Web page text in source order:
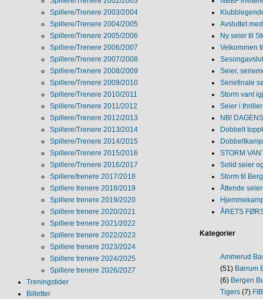
Spillere/Trenere 2003/2004
Spillere/Trenere 2004/2005
Spillere/Trenere 2005/2006
Spillere/Trenere 2006/2007
Spillere/Trenere 2007/2008
Spillere/Trenere 2008/2009
Spillere/Trenere 2009/2010
Spillere/Trenere 2010/2011
Spillere/Trenere 2011/2012
Spillere/Trenere 2012/2013
Spillere/Trenere 2013/2014
Spillere/Trenere 2014/2015
Spillere/Trenere 2015/2016
Spillere/Trenere 2016/2017
Spillere/trenere 2017/2018
Spillere trenere 2018/2019
Spillere trenere 2019/2020
Spillere trenere 2020/2021
Spillere trenere 2021/2022
Spillere trenere 2022/2023
Spillere trenere 2023/2024
Spillere trenere 2024/2025
Spillere trenere 2026/2027
Treningstider
Billetter
Avsluttet
Ny seier til
Velkommen
Seier,
Seriefinale
Storm vant
Seier i
NB!
Dobbelt
STORM
Solid seier
Storm til
Åttende
ÅRETS
Kategorier
Ammerud
(51) Bærum
(6) Bergen
Tigers (7)